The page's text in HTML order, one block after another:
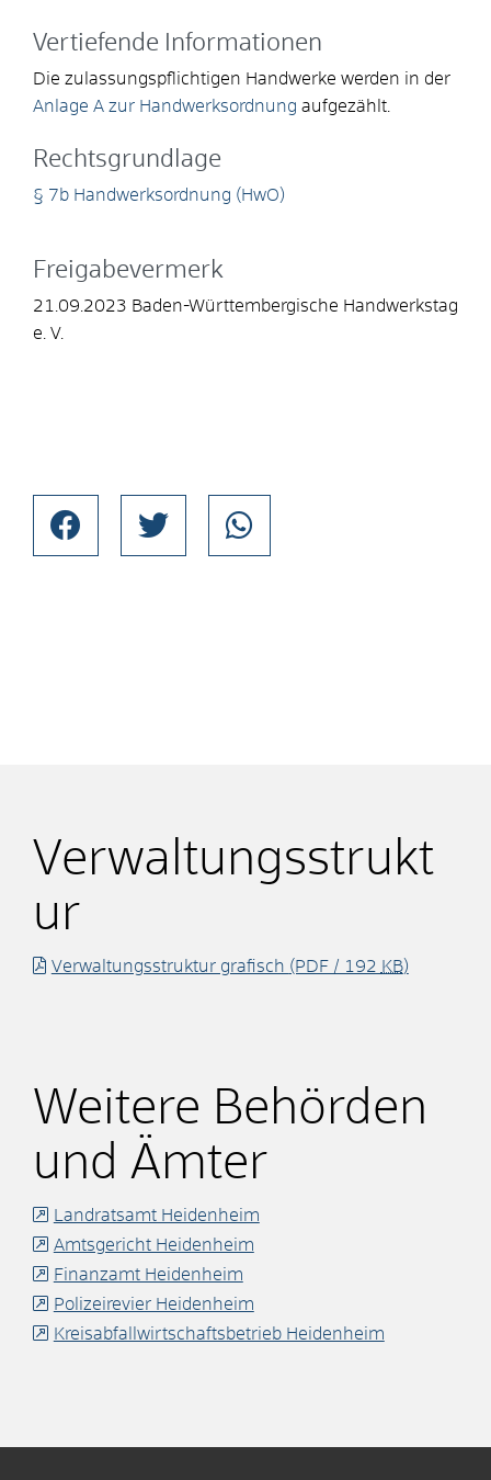
Vertiefende Informationen
Die zulassungspflichtigen Handwerke werden in der
Anlage A zur Handwerksordnung aufgezählt.
Rechtsgrundlage
§ 7b Handwerksordnung (HwO)
Freigabevermerk
21.09.2023 Baden-Württembergische Handwerkstag
e. V.
Verwaltungsstrukt
ur
Verwaltungsstruktur grafisch (PDF / 192 KB)
Weitere Behörden
und Ämter
Landratsamt Heidenheim
Amtsgericht Heidenheim
Finanzamt Heidenheim
Polizeirevier Heidenheim
Kreisabfallwirtschaftsbetrieb Heidenheim